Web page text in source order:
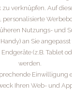
verknüpfen. Auf
personalisierte
Nutzungs- und
an Sie
(z.B. Tablet
werden.
Einwilligung
Ihren Web- und